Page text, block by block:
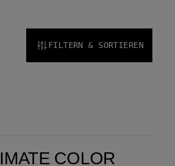
FILTERN & SORTIEREN
COLOR